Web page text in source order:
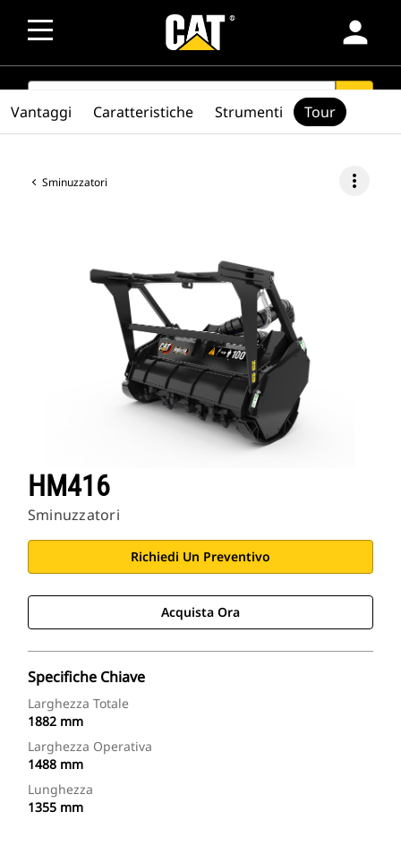
person
SEARCH search
Sminuzzatori more_vert
HM416
Sminuzzatori
Richiedi Un Preventivo
Acquista Ora
Specifiche Chiave
Larghezza Totale
1882 mm
Larghezza Operativa
1488 mm
Lunghezza
1355 mm
Vantaggi Caratteristiche Strumenti Tour